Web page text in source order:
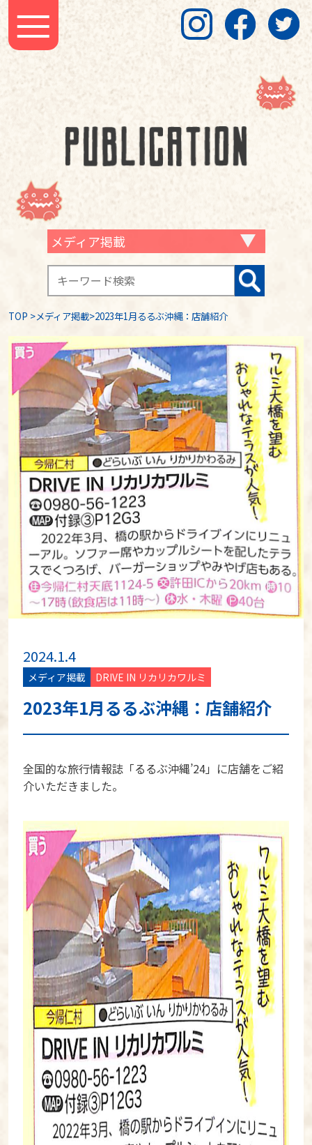
メディア掲載
TOP >メディア掲載>2023年1月るるぶ沖縄：店舗紹介
2024.1.4
メディア掲載 DRIVE IN リカリカワルミ
2023年1月るるぶ沖縄：店舗紹介
全国的な旅行情報誌「るるぶ沖縄’24」に店舗をご紹
介いただきました。